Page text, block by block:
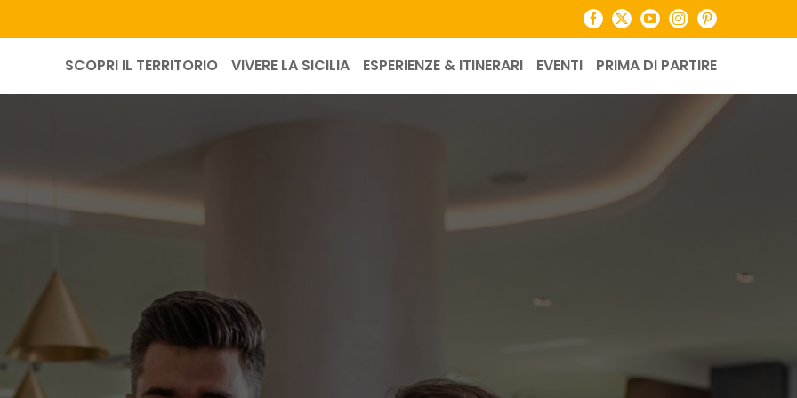
Facebook
X YouTubeInstagramPinterest
SCOPRI IL TERRITORIO VIVERE LA SICILIA ESPERIENZE & ITINERARI EVENTI PRIMA DI PARTIRE